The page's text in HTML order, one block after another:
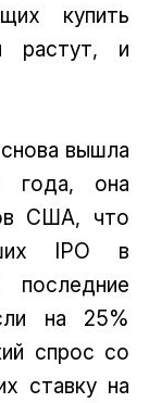
купить
растут, и
вышла
года, она
США, что
IPO в
последние
на 25%
спрос со
ставку на